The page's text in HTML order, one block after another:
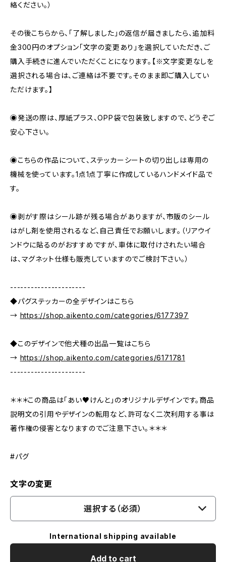
絡ください。）
その後こちらから、「了解しました」の返信が届きましたら、追加料
金300円のオプション「文字の変更あり」を選択していただき、ご
購入手続きに進んでいただくことになります。【※文字変更なしを
選択される場合は、ご連絡は不要です。そのまま即ご購入してい
ただけます。】
◉発送の際は、厚紙プラス、OPP袋で包装致しますので、どうぞご
安心下さい。
◉こちらの作品について、ステッカーシートの切り出しは専用の
機械を使っています。1点1点丁寧に作成しているハンドメイド品で
す。
◉剥がす際はシール跡が残る場合がありますが、市販のシール
はがし剤を使用されるなど、自己責任でお願いします。（リアウイ
ンドウに貼るのがおすすめですが、車体に取付けされたい場合
は、マグネット仕様も販売していますのでご検討下さい。）
----------------------
◆パグステッカーの全デザインはこちら
→ https://shop.aikento.com/categories/6177397
◆このデザインで他犬種の出品一覧はこちら
→ https://shop.aikento.com/categories/6171781
----------------------
＊＊＊この商品は「あい♥けんと」のオリジナルデザインです。商品
説明文の引用やデザインの転用など、許可なく二次利用する事は
著作権の侵害となりますのでご注意下さい。＊＊＊
#パグ
文字の変更
選択する（必須）
International shipping available
Add to cart